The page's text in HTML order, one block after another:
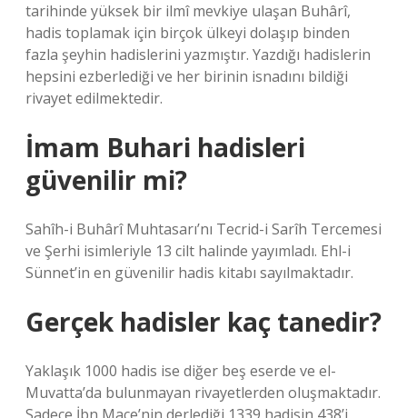
tarihinde yüksek bir ilmî mevkiye ulaşan Buhârî,
hadis toplamak için birçok ülkeyi dolaşıp binden
fazla şeyhin hadislerini yazmıştır. Yazdığı hadislerin
hepsini ezberlediği ve her birinin isnadını bildiği
rivayet edilmektedir.
İmam Buhari hadisleri
güvenilir mi?
Sahîh-i Buhârî Muhtasarı’nı Tecrid-i Sarîh Tercemesi
ve Şerhi isimleriyle 13 cilt halinde yayımladı. Ehl-i
Sünnet’in en güvenilir hadis kitabı sayılmaktadır.
Gerçek hadisler kaç tanedir?
Yaklaşık 1000 hadis ise diğer beş eserde ve el-
Muvatta’da bulunmayan rivayetlerden oluşmaktadır.